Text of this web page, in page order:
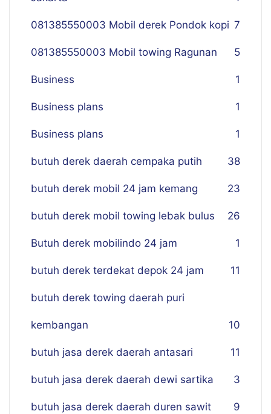
081385550003 Mobil derek Pondok kopi 7
081385550003 Mobil towing Ragunan 5
Business 1
Business plans 1
Business plans 1
butuh derek daerah cempaka putih 38
butuh derek mobil 24 jam kemang 23
butuh derek mobil towing lebak bulus 26
Butuh derek mobilindo 24 jam 1
butuh derek terdekat depok 24 jam 11
butuh derek towing daerah puri
kembangan 10
butuh jasa derek daerah antasari 11
butuh jasa derek daerah dewi sartika 3
butuh jasa derek daerah duren sawit 9